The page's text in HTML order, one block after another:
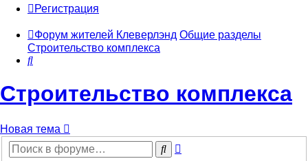
Регистрация
Форум жителей Клеверлэнд Общие разделы
Строительство комплекса
Поиск
Строительство комплекса
Новая тема
Поиск